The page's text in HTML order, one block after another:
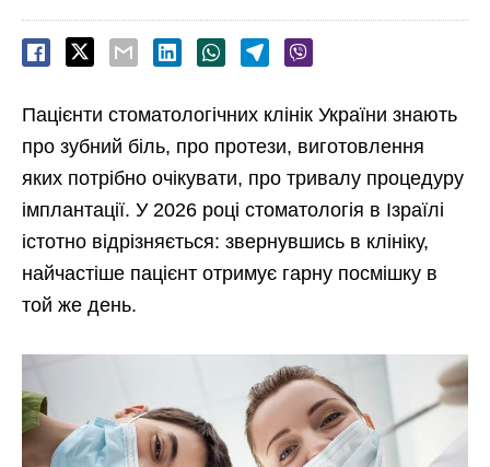
Пацієнти стоматологічних клінік України знають
про зубний біль, про протези, виготовлення
яких потрібно очікувати, про тривалу процедуру
імплантації. У 2026 році стоматологія в Ізраїлі
істотно відрізняється: звернувшись в клініку,
найчастіше пацієнт отримує гарну посмішку в
той же день.